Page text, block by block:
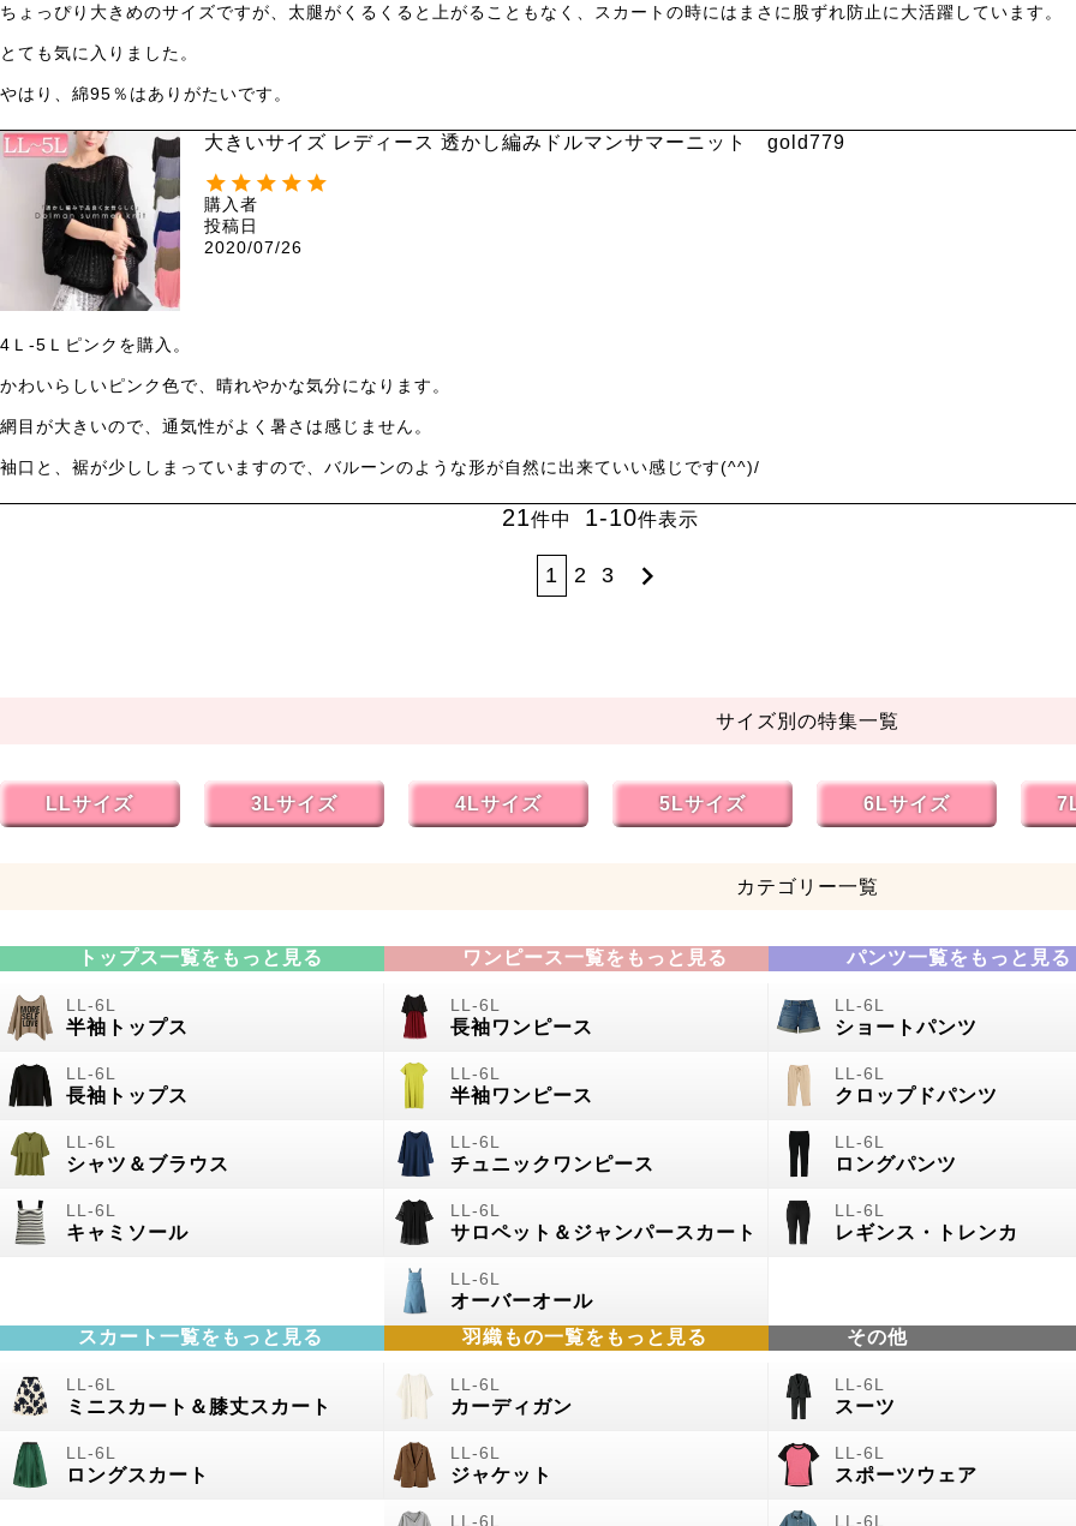
ちょっぴり大きめのサイズですが、太腿がくるくると上がることもなく、スカートの時にはまさに股ずれ防止に大活躍しています。
とても気に入りました。
やはり、綿95％はありがたいです。
大きいサイズ レディース 透かし編みドルマンサマーニット gold779
購入者
投稿日
2020/07/26
4Ｌ-5Ｌピンクを購入。
かわいらしいピンク色で、晴れやかな気分になります。
網目が大きいので、通気性がよく暑さは感じません。
21件中 1-10件表示
1 2 3
サイズ別の特集一覧
LLサイズ 3Lサイズ 4Lサイズ 5Lサイズ 6Lサイズ
カテゴリー一覧
トップス一覧をもっと見る
半袖トップス
長袖トップス
シャツ＆ブラウス
キャミソール
ワンピース一覧をもっと見る
長袖ワンピース
半袖ワンピース
チュニックワンピース
サロペット＆ジャンパースカート
オーバーオール
パンツ一覧をもっと見る
ショートパンツ
クロップドパンツ
ロングパンツ
レギンス・トレンカ
スカート一覧をもっと見る
ミニスカート＆膝丈スカート
ロングスカート
羽織もの一覧をもっと見る
カーディガン
ジャケット
その他
スーツ
スポーツウェア